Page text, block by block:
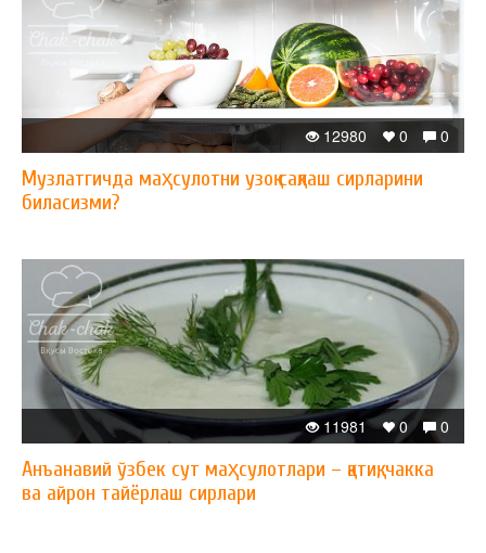
0
0
12980
Музлатгичда маҳсулотни узоқ сақлаш сирларини
биласизми?
0
0
11981
Анъанавий ўзбек сут маҳсулотлари – қатиқ, чакка
ва айрон тайёрлаш сирлари